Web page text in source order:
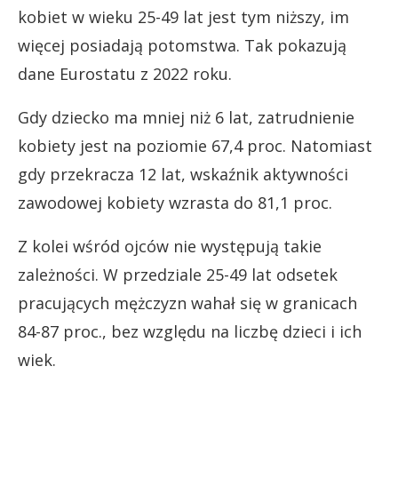
kobiet w wieku 25-49 lat jest tym niższy, im
więcej posiadają potomstwa. Tak pokazują
dane Eurostatu z 2022 roku.
Gdy dziecko ma mniej niż 6 lat, zatrudnienie
kobiety jest na poziomie 67,4 proc. Natomiast
gdy przekracza 12 lat, wskaźnik aktywności
zawodowej kobiety wzrasta do 81,1 proc.
Z kolei wśród ojców nie występują takie
zależności. W przedziale 25-49 lat odsetek
pracujących mężczyzn wahał się w granicach
84-87 proc., bez względu na liczbę dzieci i ich
wiek.